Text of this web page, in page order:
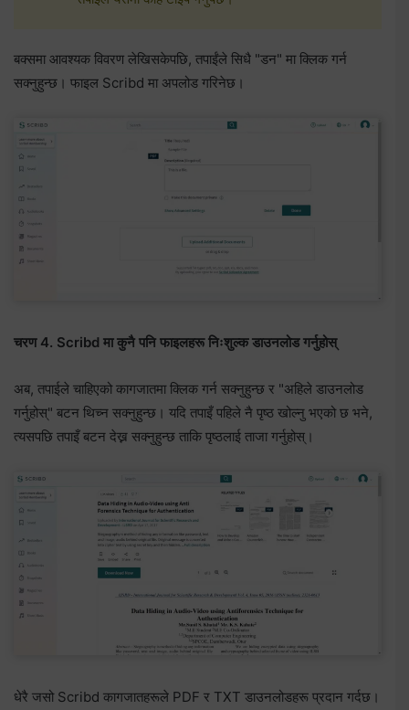
बक्समा आवश्यक विवरण लेखिसकेपछि, तपाईंले सिधै "डन" मा क्लिक गर्न
सक्नुहुन्छ। फाइल Scribd मा अपलोड गरिनेछ।
चरण 4. Scribd मा कुनै पनि फाइलहरू निःशुल्क डाउनलोड गर्नुहोस्
अब, तपाईले चाहिएको कागजातमा क्लिक गर्न सक्नुहुन्छ र "अहिले डाउनलोड
गर्नुहोस्" बटन थिच्न सक्नुहुन्छ। यदि तपाइँ पहिले नै पृष्ठ खोल्नु भएको छ भने,
त्यसपछि तपाइँ बटन देख्न सक्नुहुन्छ ताकि पृष्ठलाई ताजा गर्नुहोस्।
धेरै जसो Scribd कागजातहरूले PDF र TXT डाउनलोडहरू प्रदान गर्दछ।